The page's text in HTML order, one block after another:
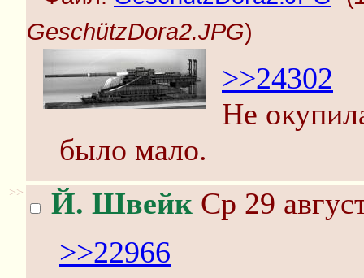
GeschützDora2.JPG)
>>24302
Не
было мало.
>> Й. Швейк Ср 29
>>22966